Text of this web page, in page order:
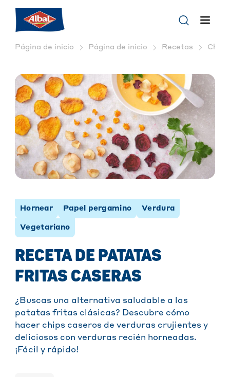
Página de inicio Página de inicio Recetas
Hornear Papel pergamino Verdura
Vegetariano
RECETA DE PATATAS
FRITAS CASERAS
¿Buscas una alternativa saludable a las
patatas fritas clásicas? Descubre cómo
hacer chips caseros de verduras crujientes y
deliciosos con verduras recién horneadas.
¡Fácil y rápido!